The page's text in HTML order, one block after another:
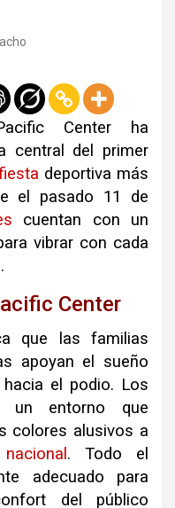
Center ha
central del primer
deportiva más
el pasado 11 de
cuentan con un
vibrar con cada
.
Center
que las familias
apoyan el sueño
hacia el podio. Los
un entorno que
colores alusivos a
nacional .Todo el
adecuado para
del público